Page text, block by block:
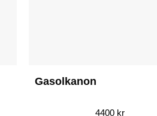
Gasolkanon
4400 kr